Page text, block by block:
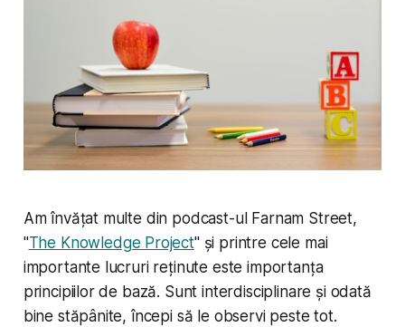
Am învățat multe din podcast-ul Farnam Street,
"The Knowledge Project" și printre cele mai
importante lucruri reținute este importanța
principiilor de bază. Sunt interdisciplinare și odată
bine stăpânite, începi să le observi peste tot.